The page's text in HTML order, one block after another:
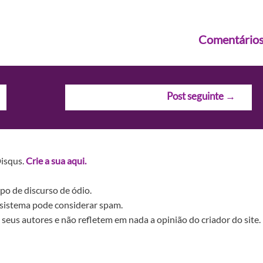
Post seguinte →
Crie a sua aqui.
de discurso de ódio.
pode considerar spam.
autores e não refletem em nada a opinião do criador do site.